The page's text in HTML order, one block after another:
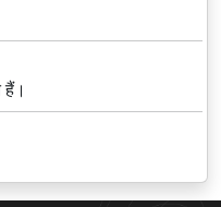
हैं।